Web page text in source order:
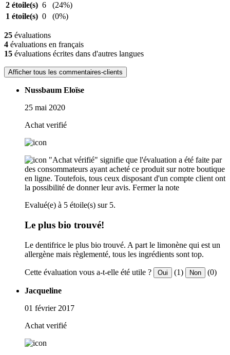
2 étoile(s) 6
(24%)
1 étoile(s) 0 (0%)
25 évaluations
4 évaluations en français
15 évaluations écrites dans d'autres langues
Afficher tous les commentaires-clients
Nussbaum Eloïse
25 mai 2020
Achat verifié
"Achat vérifié" signifie que l'évaluation a été faite par
des consommateurs ayant acheté ce produit sur notre boutique
en ligne. Toutefois, tous ceux disposant d'un compte client ont
la possibilité de donner leur avis. Fermer la note
Evalué(e) à 5 étoile(s) sur 5.
Le plus bio trouvé!
Le dentifrice le plus bio trouvé. A part le limonène qui est un
allergène mais règlementé, tous les ingrédients sont top.
Cette évaluation vous a-t-elle été utile ? Oui (1) Non (0)
Jacqueline
01 février 2017
Achat verifié